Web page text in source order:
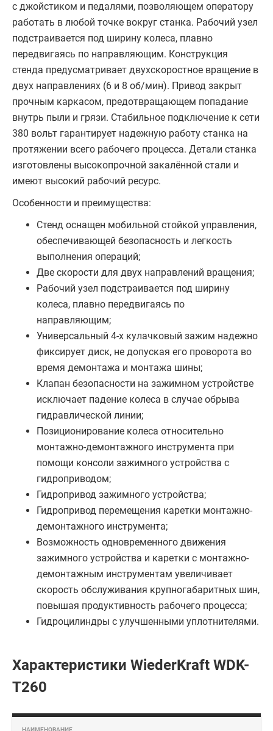
с джойстиком и педалями, позволяющем оператору
работать в любой точке вокруг станка. Рабочий узел
подстраивается под ширину колеса, плавно
передвигаясь по направляющим. Конструкция
стенда предусматривает двухскоростное вращение в
двух направлениях (6 и 8 об/мин). Привод закрыт
прочным каркасом, предотвращающем попадание
внутрь пыли и грязи. Стабильное подключение к сети
380 вольт гарантирует надежную работу станка на
протяжении всего рабочего процесса. Детали станка
изготовлены высокопрочной закалённой стали и
имеют высокий рабочий ресурс.
Особенности и преимущества:
Стенд оснащен мобильной стойкой управления,
обеспечивающей безопасность и легкость
выполнения операций;
Две скорости для двух направлений вращения;
Рабочий узел подстраивается под ширину
колеса, плавно передвигаясь по
направляющим;
Универсальный 4-х кулачковый зажим надежно
фиксирует диск, не допуская его проворота во
время демонтажа и монтажа шины;
Клапан безопасности на зажимном устройстве
исключает падение колеса в случае обрыва
гидравлической линии;
Позиционирование колеса относительно
монтажно-демонтажного инструмента при
помощи консоли зажимного устройства с
гидроприводом;
Гидропривод зажимного устройства;
Гидропривод перемещения каретки монтажно-
демонтажного инструмента;
Возможность одновременного движения
зажимного устройства и каретки с монтажно-
демонтажным инструментам увеличивает
скорость обслуживания крупногабаритных шин,
повышая продуктивность рабочего процесса;
Гидроцилиндры с улучшенными уплотнителями.
Характеристики WiederKraft WDK-
T260